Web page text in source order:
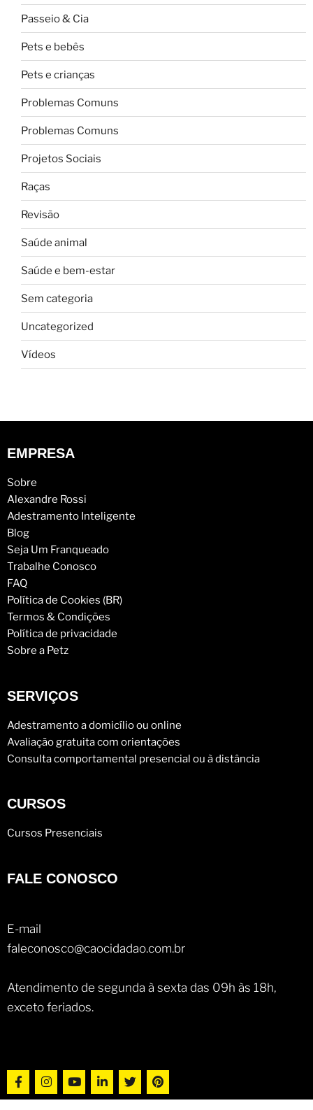
Passeio & Cia
Pets e bebês
Pets e crianças
Problemas Comuns
Problemas Comuns
Projetos Sociais
Raças
Revisão
Saúde animal
Saúde e bem-estar
Sem categoria
Uncategorized
Vídeos
EMPRESA
Sobre
Alexandre Rossi
Adestramento Inteligente
Blog
Seja Um Franqueado
Trabalhe Conosco
FAQ
Política de Cookies (BR)
Termos & Condições
Política de privacidade
Sobre a Petz
SERVIÇOS
Adestramento a domicílio ou online
Avaliação gratuita com orientações
Consulta comportamental presencial ou à distância
CURSOS
Cursos Presenciais
FALE CONOSCO
E-mail
faleconosco@caocidadao.com.br
Atendimento de segunda à sexta das 09h às 18h,
exceto feriados.